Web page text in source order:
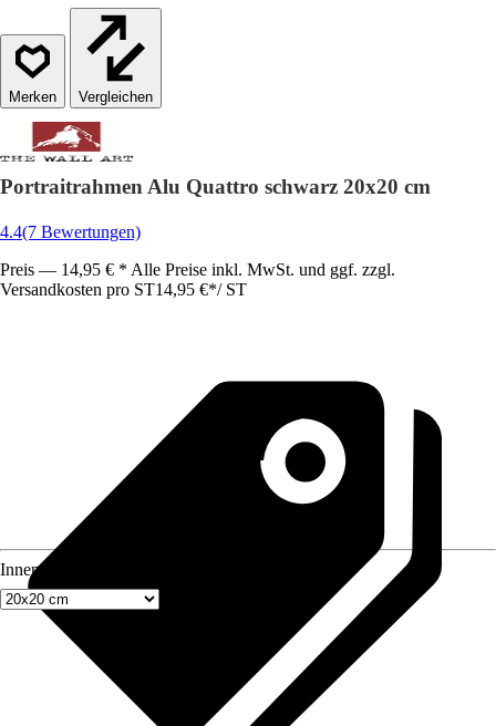
Vergleichen
Portraitrahmen Alu Quattro schwarz 20x20 cm
4.4(7 Bewertungen)
Preis — 14,95 € * Alle Preise inkl. MwSt. und ggf. zzgl.
Versandkosten pro ST14,95 €*/ ST
Innenmaß Rahmen